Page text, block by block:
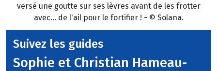
versé une goutte sur ses lèvres avant de les frotter
avec... de l'ail pour le fortifier ! - © Solana.
Suivez les guides
Sophie et Christian Hameau-